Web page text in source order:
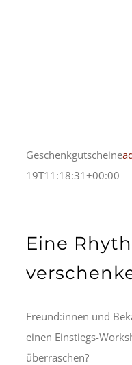
Geschenkgutscheine
19T11:18:31+00:00
Eine
Freund:innen und
einen Einstiegs-
überraschen?